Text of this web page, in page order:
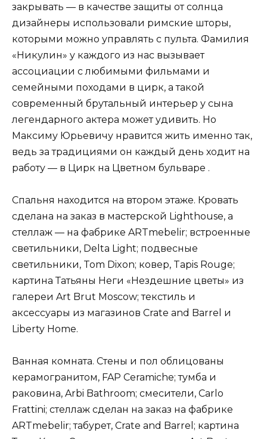
закрывать — в качестве защиты от солнца
дизайнеры использовали римские шторы,
которыми можно управлять с пульта. Фамилия
«Никулин» у каждого из нас вызывает
ассоциации с любимыми фильмами и
семейными походами в цирк, а такой
современный брутальный интерьер у сына
легендарного актера может удивить. Но
Максиму Юрьевичу нравится жить именно так,
ведь за традициями он каждый день ходит на
работу — в Цирк на Цветном бульваре .
Спальня находится на втором этаже. Кровать
сделана на заказ в мастерской Lighthouse, а
стеллаж — на фабрике ARTmebelir; встроенные
светильники, Delta Light; подвесные
светильники, Tom Dixon; ковер, Tapis Rouge;
картина Татьяны Неги «Нездешние цветы» из
галереи Art Brut Moscow; текстиль и
аксессуары из магазинов Crate and Barrel и
Liberty Home.
Ванная комната. Стены и пол облицованы
керамогранитом, FAP Ceramiche; тумба и
раковина, Arbi Bathroom; смесители, Carlo
Frattini; стеллаж сделан на заказ на фабрике
ARTmebelir; табурет, Crate and Barrel; картина